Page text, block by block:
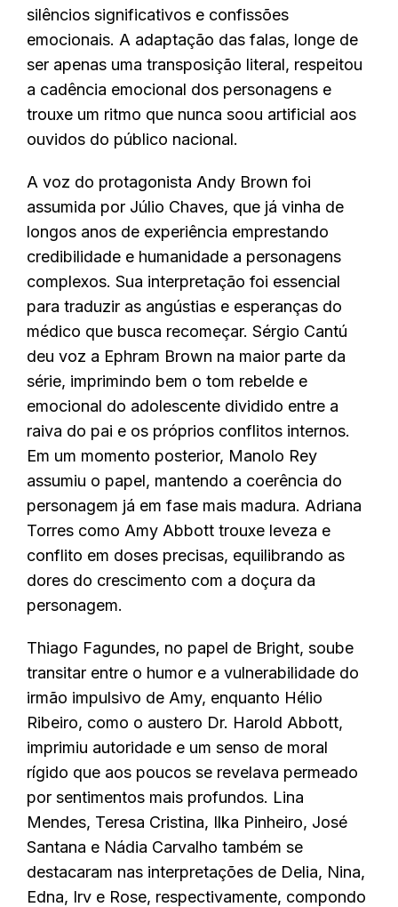
silêncios significativos e confissões
emocionais. A adaptação das falas, longe de
ser apenas uma transposição literal, respeitou
a cadência emocional dos personagens e
trouxe um ritmo que nunca soou artificial aos
ouvidos do público nacional.
A voz do protagonista Andy Brown foi
assumida por Júlio Chaves, que já vinha de
longos anos de experiência emprestando
credibilidade e humanidade a personagens
complexos. Sua interpretação foi essencial
para traduzir as angústias e esperanças do
médico que busca recomeçar. Sérgio Cantú
deu voz a Ephram Brown na maior parte da
série, imprimindo bem o tom rebelde e
emocional do adolescente dividido entre a
raiva do pai e os próprios conflitos internos.
Em um momento posterior, Manolo Rey
assumiu o papel, mantendo a coerência do
personagem já em fase mais madura. Adriana
Torres como Amy Abbott trouxe leveza e
conflito em doses precisas, equilibrando as
dores do crescimento com a doçura da
personagem.
Thiago Fagundes, no papel de Bright, soube
transitar entre o humor e a vulnerabilidade do
irmão impulsivo de Amy, enquanto Hélio
Ribeiro, como o austero Dr. Harold Abbott,
imprimiu autoridade e um senso de moral
rígido que aos poucos se revelava permeado
por sentimentos mais profundos. Lina
Mendes, Teresa Cristina, Ilka Pinheiro, José
Santana e Nádia Carvalho também se
destacaram nas interpretações de Delia, Nina,
Edna, Irv e Rose, respectivamente, compondo